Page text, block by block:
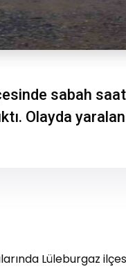
sabah
Olayda
Lüleburgaz